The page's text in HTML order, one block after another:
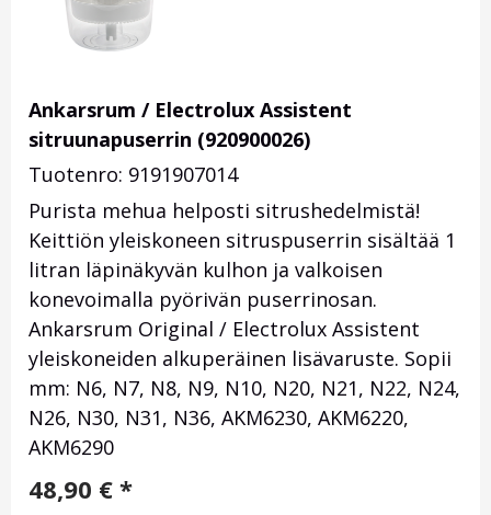
Ankarsrum / Electrolux Assistent
sitruunapuserrin (920900026)
Tuotenro: 9191907014
Purista mehua helposti sitrushedelmistä!
Keittiön yleiskoneen sitruspuserrin sisältää 1
litran läpinäkyvän kulhon ja valkoisen
konevoimalla pyörivän puserrinosan.
Ankarsrum Original / Electrolux Assistent
yleiskoneiden alkuperäinen lisävaruste. Sopii
mm: N6, N7, N8, N9, N10, N20, N21, N22, N24,
N26, N30, N31, N36, AKM6230, AKM6220,
AKM6290
48,90 € *